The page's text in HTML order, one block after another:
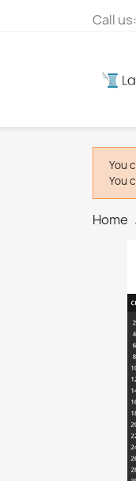
Call us:
You
You
Home